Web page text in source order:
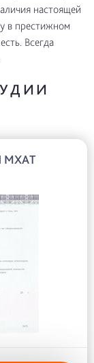
настоящей
в престижном
Всегда